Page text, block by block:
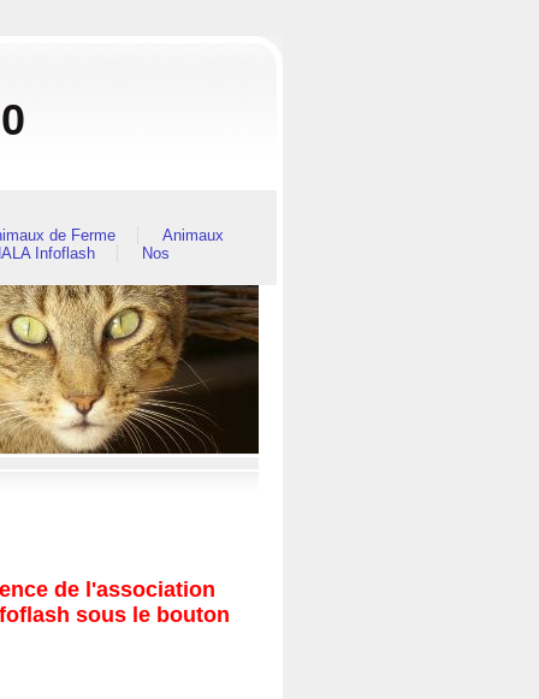
de Ferme
Animaux
Infoflash
Nos
de l'association
sous le bouton